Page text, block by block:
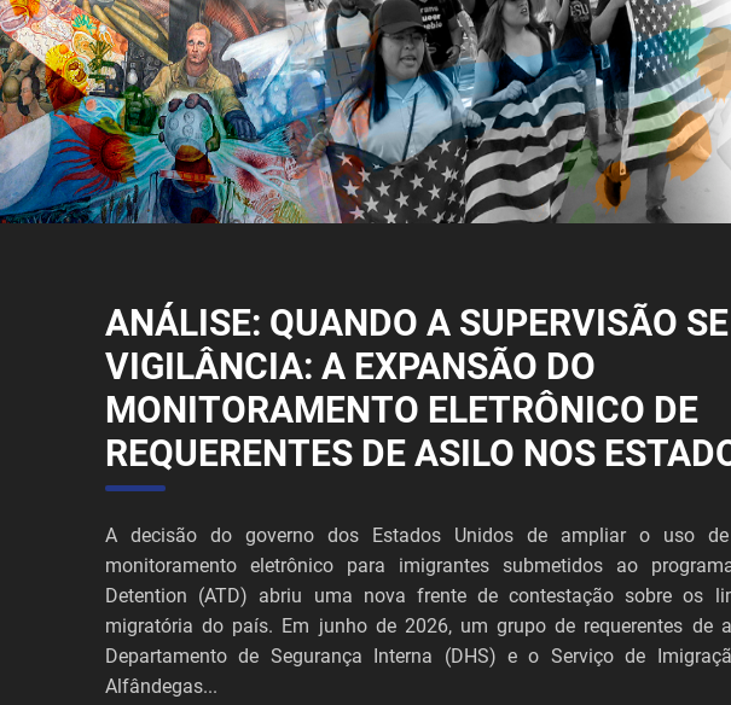
ANÁLISE: QUANDO A SUPERVISÃO
VIGILÂNCIA: A EXPANSÃO DO
MONITORAMENTO ELETRÔNICO DE
REQUERENTES DE ASILO NOS
A decisão do governo dos Estados Unidos de ampliar o uso
monitoramento eletrônico para imigrantes submetidos ao
Detention (ATD) abriu uma nova frente de contestação sobre os
migratória do país. Em junho de 2026, um grupo de requerentes de
Departamento de Segurança Interna (DHS) e o Serviço de
Alfândegas...